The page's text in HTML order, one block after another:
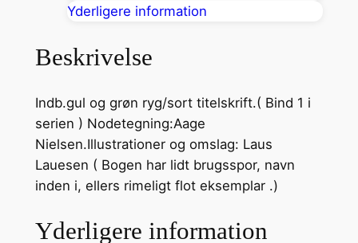
V
s
e
r
f
o
B
Yderligere information
Beskrivelse
Indb.gul og grøn ryg/sort titelskrift.( Bind 1 i
serien ) Nodetegning:Aage
Nielsen.Illustrationer og omslag: Laus
Lauesen ( Bogen har lidt brugsspor, navn
inden i, ellers rimeligt flot eksemplar .)
Yderligere information